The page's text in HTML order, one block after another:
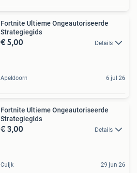
Fortnite Ultieme Ongeautoriseerde
Strategiegids
€ 5,00 Details
Apeldoorn 6 jul 26
Fortnite Ultieme Ongeautoriseerde
Strategiegids
€ 3,00 Details
Cuijk 29 jun 26